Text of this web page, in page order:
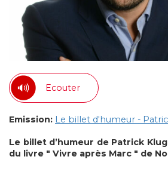
Ecouter
Emission: Le billet d'humeur -
Le billet d’humeur de Patrick
du livre " Vivre après Marc " de